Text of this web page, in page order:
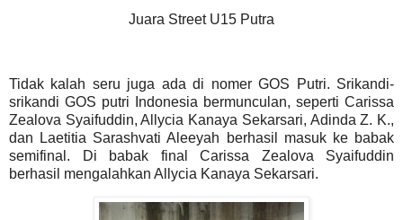
Juara Street U15 Putra
Tidak kalah seru juga ada di nomer GOS Putri. Srikandi-
srikandi GOS putri Indonesia bermunculan, seperti Carissa
Zealova Syaifuddin, Allycia Kanaya Sekarsari, Adinda Z. K.,
dan Laetitia Sarashvati Aleeyah berhasil masuk ke babak
semifinal. Di babak final Carissa Zealova Syaifuddin
berhasil mengalahkan Allycia Kanaya Sekarsari.